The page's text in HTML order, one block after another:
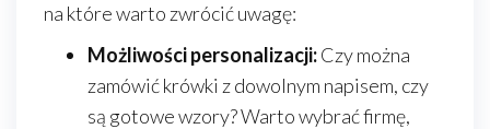
na które warto zwrócić uwagę:
Możliwości personalizacji:Czy można
zamówić krówki z dowolnym napisem, czy
są gotowe wzory? Warto wybrać firmę,